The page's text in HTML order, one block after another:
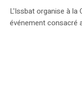
L'Issbat organise à la
événement consacré